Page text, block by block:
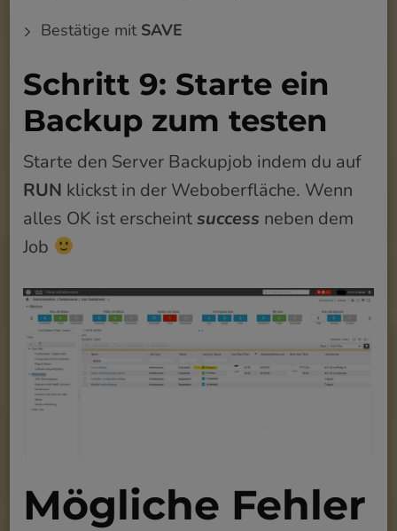
Bestätige mit SAVE
Schritt 9: Starte ein
Backup zum testen
Starte den Server Backupjob indem du auf
RUN klickst in der Weboberfläche. Wenn
alles OK ist erscheintsuccess neben dem
Job
Mögliche Fehler